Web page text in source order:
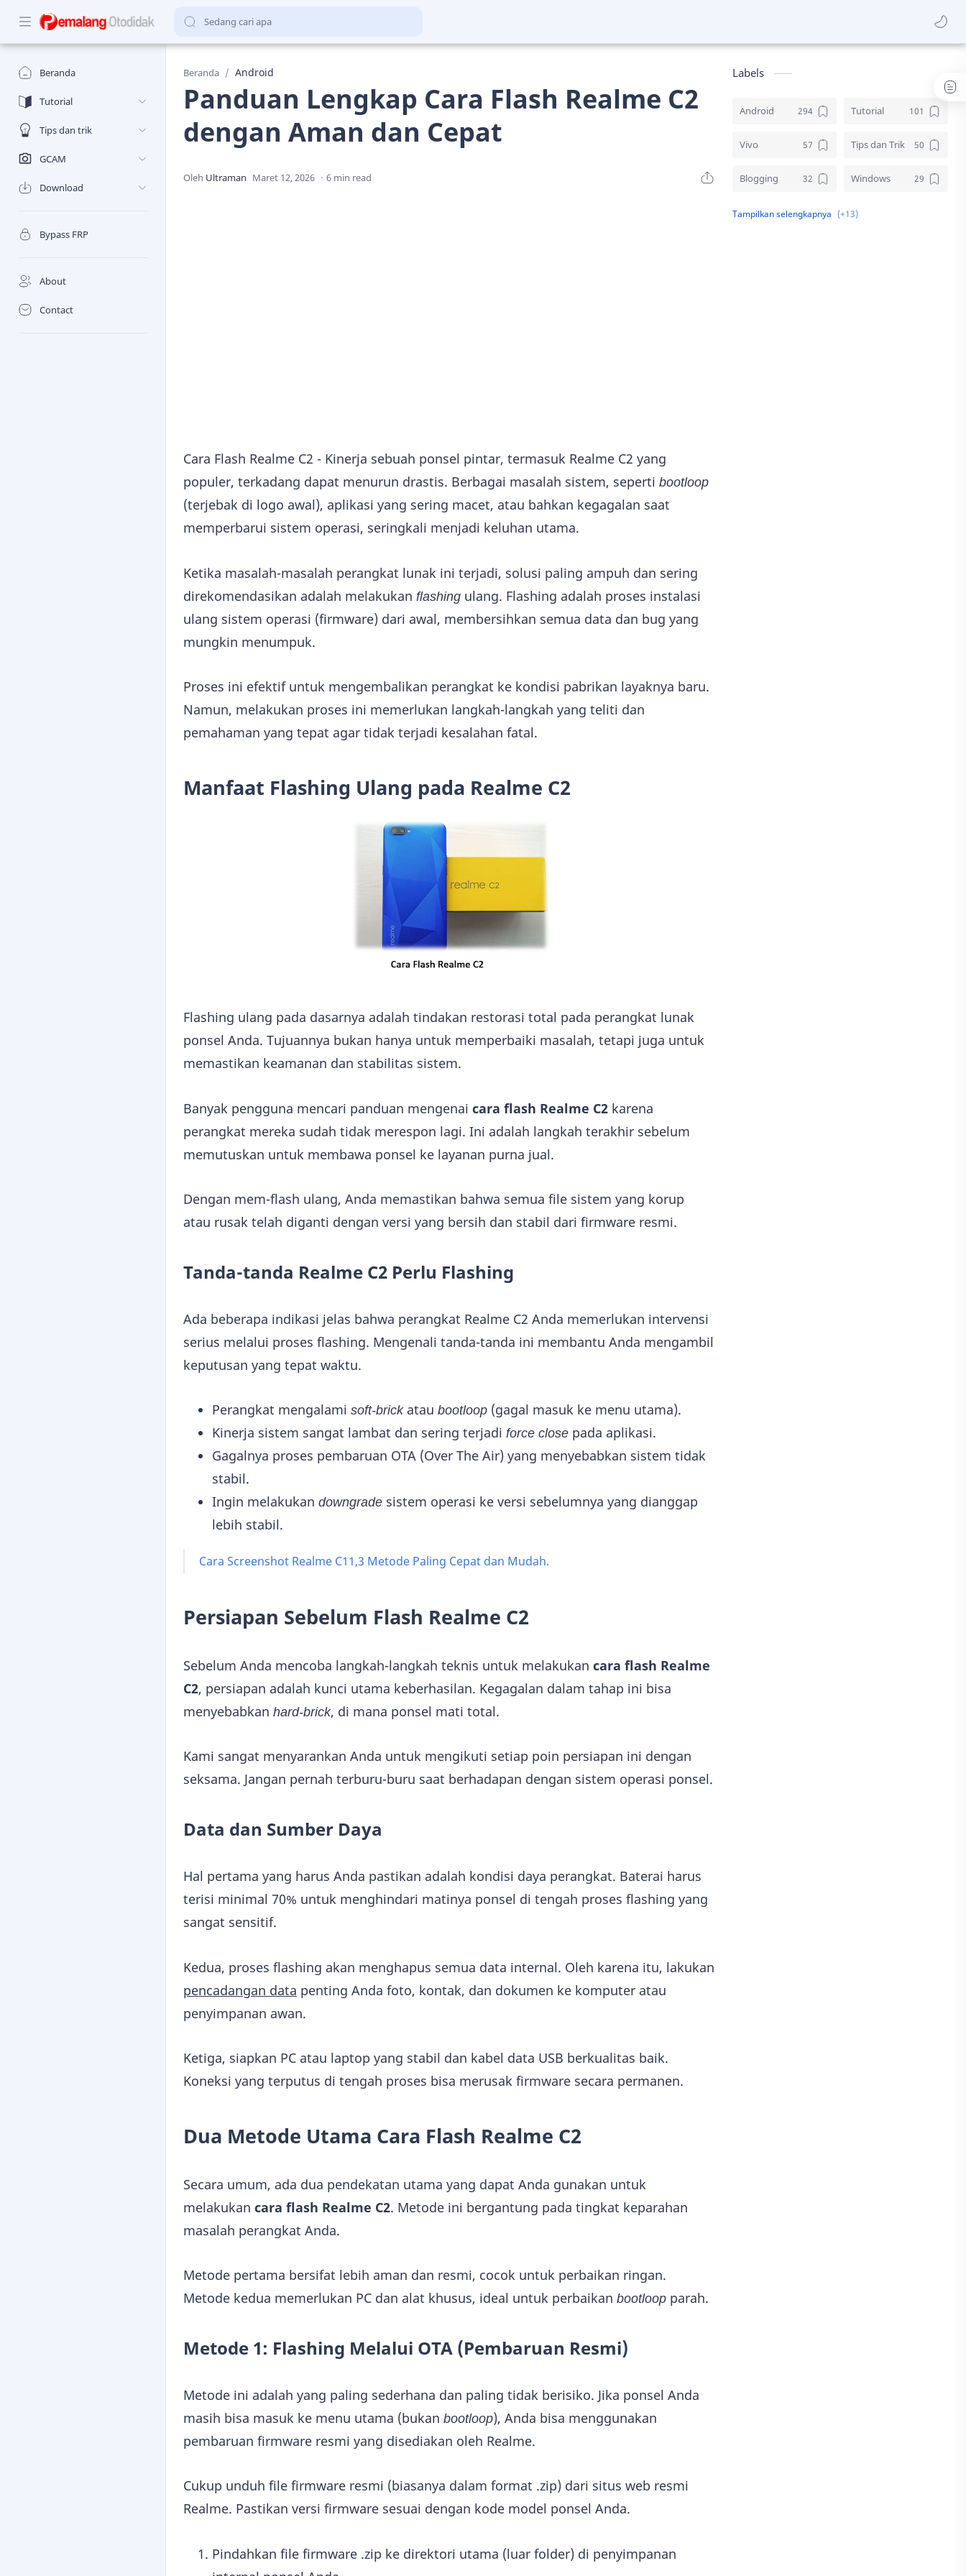
Beranda
Tutorial
Tips dan trik
GCAM
Download
Bypass FRP
About
Contact
Beranda Android
Panduan Lengkap Cara Flash Realme C2
dengan Aman dan Cepat
6 min read
Cara Flash Realme C2 - Kinerja sebuah ponsel pintar, termasuk Realme C2 yang
populer, terkadang dapat menurun drastis. Berbagai masalah sistem, seperti bootloop
(terjebak di logo awal), aplikasi yang sering macet, atau bahkan kegagalan saat
memperbarui sistem operasi, seringkali menjadi keluhan utama.
Ketika masalah-masalah perangkat lunak ini terjadi, solusi paling ampuh dan sering
direkomendasikan adalah melakukan flashing ulang. Flashing adalah proses instalasi
ulang sistem operasi (firmware) dari awal, membersihkan semua data dan bug yang
mungkin menumpuk.
Proses ini efektif untuk mengembalikan perangkat ke kondisi pabrikan layaknya baru.
Namun, melakukan proses ini memerlukan langkah-langkah yang teliti dan
pemahaman yang tepat agar tidak terjadi kesalahan fatal.
Manfaat Flashing Ulang pada Realme C2
Flashing ulang pada dasarnya adalah tindakan restorasi total pada perangkat lunak
ponsel Anda. Tujuannya bukan hanya untuk memperbaiki masalah, tetapi juga untuk
memastikan keamanan dan stabilitas sistem.
Banyak pengguna mencari panduan mengenai cara flash Realme C2 karena
perangkat mereka sudah tidak merespon lagi. Ini adalah langkah terakhir sebelum
memutuskan untuk membawa ponsel ke layanan purna jual.
Dengan mem-flash ulang, Anda memastikan bahwa semua file sistem yang korup
atau rusak telah diganti dengan versi yang bersih dan stabil dari firmware resmi.
Tanda-tanda Realme C2 Perlu Flashing
Ada beberapa indikasi jelas bahwa perangkat Realme C2 Anda memerlukan intervensi
serius melalui proses flashing. Mengenali tanda-tanda ini membantu Anda mengambil
keputusan yang tepat waktu.
Perangkat mengalami soft-brickatau bootloop (gagal masuk ke menu utama).
Kinerja sistem sangat lambat dan sering terjadi force close pada aplikasi.
Gagalnya proses pembaruan OTA (Over The Air) yang menyebabkan sistem tidak
stabil.
Ingin melakukan downgrade sistem operasi ke versi sebelumnya yang dianggap
lebih stabil.
Cara Screenshot Realme C11,3 Metode Paling Cepat dan Mudah.
Persiapan Sebelum Flash Realme C2
Sebelum Anda mencoba langkah-langkah teknis untuk melakukan cara flash Realme
C2, persiapan adalah kunci utama keberhasilan. Kegagalan dalam tahap ini bisa
menyebabkan hard-brick, di mana ponsel mati total.
Kami sangat menyarankan Anda untuk mengikuti setiap poin persiapan ini dengan
seksama. Jangan pernah terburu-buru saat berhadapan dengan sistem operasi ponsel.
Data dan Sumber Daya
Hal pertama yang harus Anda pastikan adalah kondisi daya perangkat. Baterai harus
terisi minimal 70% untuk menghindari matinya ponsel di tengah proses flashing yang
sangat sensitif.
Kedua, proses flashing akan menghapus semua data internal. Oleh karena itu, lakukan
pencadangan data penting Anda foto, kontak, dan dokumen ke komputer atau
penyimpanan awan.
Ketiga, siapkan PC atau laptop yang stabil dan kabel data USB berkualitas baik.
Koneksi yang terputus di tengah proses bisa merusak firmware secara permanen.
Dua Metode Utama Cara Flash Realme C2
Secara umum, ada dua pendekatan utama yang dapat Anda gunakan untuk
melakukan cara flash Realme C2. Metode ini bergantung pada tingkat keparahan
masalah perangkat Anda.
Metode pertama bersifat lebih aman dan resmi, cocok untuk perbaikan ringan.
Metode kedua memerlukan PC dan alat khusus, ideal untuk perbaikan bootloop parah.
Metode 1: Flashing Melalui OTA (Pembaruan Resmi)
Metode ini adalah yang paling sederhana dan paling tidak berisiko. Jika ponsel Anda
masih bisa masuk ke menu utama (bukan bootloop), Anda bisa menggunakan
pembaruan firmware resmi yang disediakan oleh Realme.
Cukup unduh file firmware resmi (biasanya dalam format .zip) dari situs web resmi
Realme. Pastikan versi firmware sesuai dengan kode model ponsel Anda.
Pindahkan file firmware .zip ke direktori utama (luar folder) di penyimpanan
Labels
Android Tutorial
Vivo Tips dan Trik
Blogging Windows
Download Elektronik